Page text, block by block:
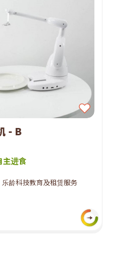
- B
主进食
龄科技教育及租赁服务